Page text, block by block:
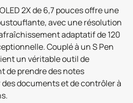
2X de 6,7 pouces offre une
avec une résolution
adaptatif de 120
Couplé à un S Pen
un véritable outil de
de prendre des notes
documents et de contrôler à